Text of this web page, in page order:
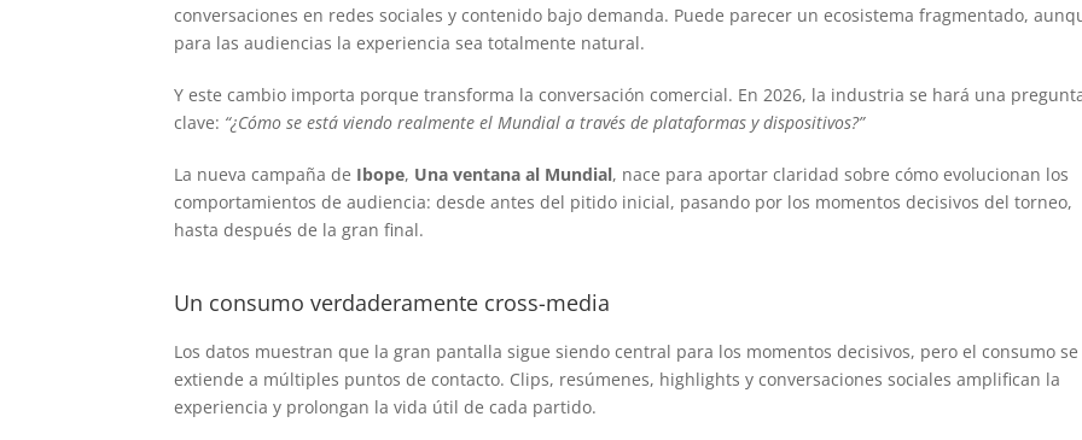
conversaciones en redes sociales y contenido bajo demanda. Puede parecer un ecosistema fragmentado,
para las audiencias la experiencia sea totalmente natural.
Y este cambio importa porque transforma la conversación comercial. En 2026, la industria se hará una
clave: “¿Cómo se está viendo realmente el Mundial a través de plataformas y dispositivos?”
La nueva campaña de Ibope, Una ventana al Mundial, nace para aportar claridad sobre cómo evolucionan los
comportamientos de audiencia: desde antes del pitido inicial, pasando por los momentos decisivos del torneo,
hasta después de la gran final.
Un consumo verdaderamente cross-media
Los datos muestran que la gran pantalla sigue siendo central para los momentos decisivos, pero el consumo se
extiende a múltiples puntos de contacto. Clips, resúmenes, highlights y conversaciones sociales amplifican la
experiencia y prolongan la vida útil de cada partido.